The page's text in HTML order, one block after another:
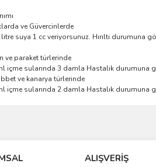
ve Güvercinlerde
litre suya 1 cc veriyorsunuz. Hırıltı durumuna
ve paraket türlerinde
içme sularında 3 damla Hastalık durumuna
ve kanarya türlerinde
içme sularında 2 damla Hastalık durumuna
Ürün resmi kalitesiz, bozuk veya
ALIŞVERİŞ